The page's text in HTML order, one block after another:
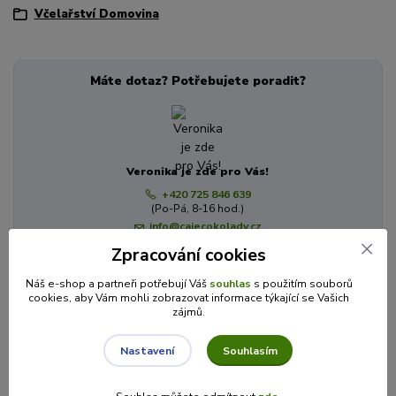
Včelařství Domovina
Máte dotaz? Potřebujete poradit?
Veronika je zde pro Vás!
+420 725 846 639
(Po-Pá, 8-16 hod.)
info@cajecokolady.cz
Související zboží 8
Novinka
Zpracování cookies
Náš e-shop a partneři potřebují Váš souhlas s použitím souborů
cookies, aby Vám mohli zobrazovat informace týkající se Vašich
zájmů.
Nastavení Souhlasím